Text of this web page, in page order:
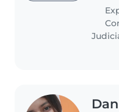
gusto